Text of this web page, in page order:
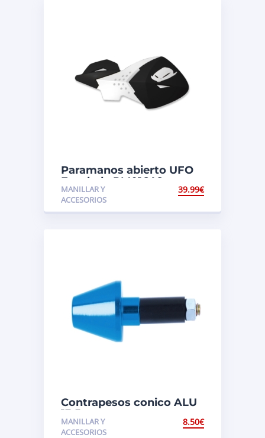
Paramanos abierto UFO
Escalade PM01646
MANILLAR Y
ACCESORIOS
39.99€
Contrapesos conico ALU
13,5 mm
MANILLAR Y
ACCESORIOS
8.50€